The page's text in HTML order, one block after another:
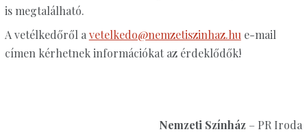
is megtalálható.
A vetélkedőről a vetelkedo@nemzetiszinhaz.hu e-mail
címen kérhetnek információkat az érdeklődők!
Nemzeti Színház – PR Iroda